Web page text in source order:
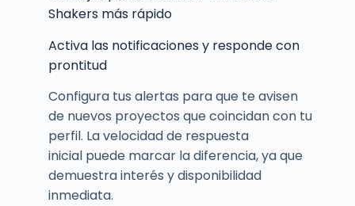
Shakers más rápido
Activa las notificaciones y responde con
prontitud
Configura tus alertas para que te avisen
de nuevos proyectos que coincidan con tu
perfil. La velocidad de respuesta
inicial puede marcar la diferencia, ya que
demuestra interés y disponibilidad
inmediata.